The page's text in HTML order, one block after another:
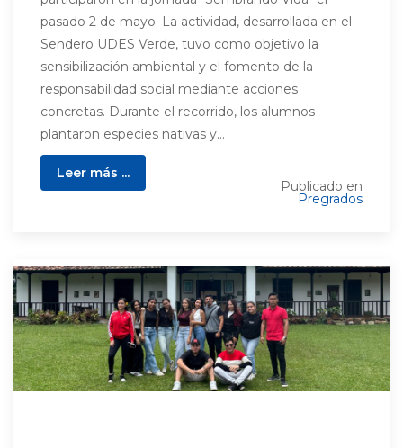
pasado 2 de mayo. La actividad, desarrollada en el
Sendero UDES Verde, tuvo como objetivo la
sensibilización ambiental y el fomento de la
responsabilidad social mediante acciones
concretas. Durante el recorrido, los alumnos
plantaron especies nativas y...
Leer más ...
Publicado en
Pregrados